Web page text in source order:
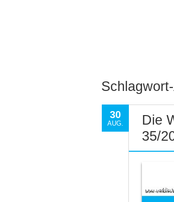
30
AUG.
Die
35/